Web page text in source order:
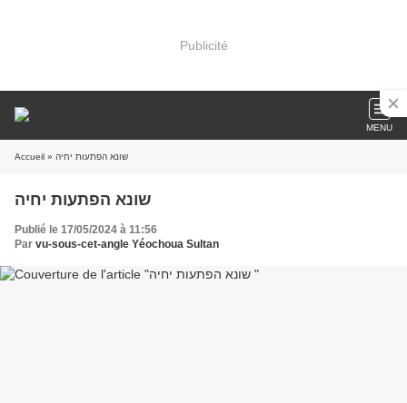
Publicité
MENU
Accueil » שונא הפתעות יחיה
שונא הפתעות יחיה
Publié le 17/05/2024 à 11:56
Par vu-sous-cet-angle Yéochoua Sultan